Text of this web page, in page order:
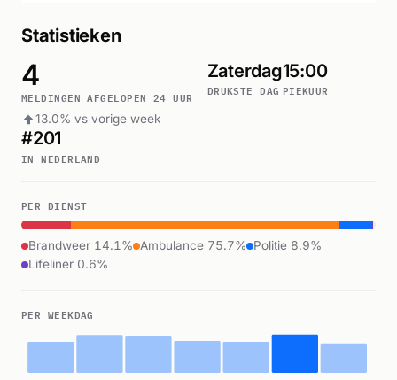
Statistieken
4
MELDINGEN AFGELOPEN 24 UUR
13.0% vs vorige week
Zaterdag
DRUKSTE DAG
15:00
PIEKUUR
#201
IN NEDERLAND
PER DIENST
Brandweer 14.1% Ambulance 75.7%
Politie 8.9%
Lifeliner 0.6%
PER WEEKDAG